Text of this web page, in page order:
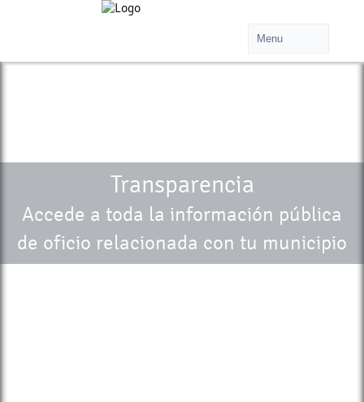
Transparencia
Accede a toda la información pública
de oficio relacionada con tu municipio